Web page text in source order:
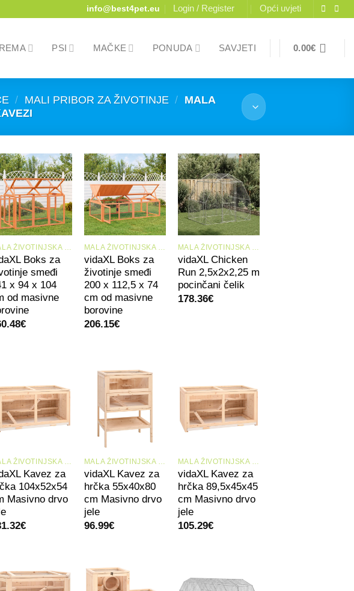
info@best4pet.eu Login / Register Opći uvjeti
PSI MAČKE PONUDA SAVJETI 0.00€
/ MALI PRIBOR ZA ŽIVOTINJE / MALA
+
MALA ŽIVOTINJSKA STANIŠTA I KAVEZI
Boks za
smeđi
x 94 x 104
od masivne
€
+
MALA ŽIVOTINJSKA STANIŠTA I KAVEZI
vidaXL Boks za
životinje smeđi
200 x 112,5 x 74
cm od masivne
borovine
206.15€
+
MALA ŽIVOTINJSKA STANIŠTA I KAVEZI
vidaXL Chicken
Run 2,5x2x2,25 m
pocinčani čelik
178.36€
MALA ŽIVOTINJSKA STANIŠTA I KAVEZI
Kavez za
104x52x54
Masivno drvo
€
+
MALA ŽIVOTINJSKA STANIŠTA I KAVEZI
vidaXL Kavez za
hrčka 55x40x80
cm Masivno drvo
jele
96.99€
MALA ŽIVOTINJSKA STANIŠTA I KAVEZI
vidaXL Kavez za
hrčka 89,5x45x45
cm Masivno drvo
jele
105.29€